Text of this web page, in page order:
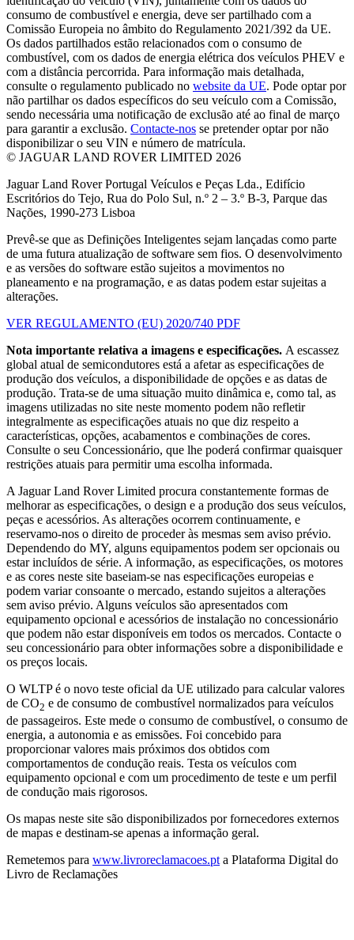
consumo de combustível e energia, deve ser partilhado com a
Comissão Europeia no âmbito do Regulamento 2021/392 da UE.
Os dados partilhados estão relacionados com o consumo de
combustível, com os dados de energia elétrica dos veículos PHEV e
com a distância percorrida. Para informação mais detalhada,
consulte o regulamento publicado no website da UE. Pode optar por
não partilhar os dados específicos do seu veículo com a Comissão,
sendo necessária uma notificação de exclusão até ao final de março
para garantir a exclusão. Contacte-nos se pretender optar por não
disponibilizar o seu VIN e número de matrícula.
© JAGUAR LAND ROVER LIMITED 2026
Jaguar Land Rover Portugal Veículos e Peças Lda., Edifício
Escritórios do Tejo, Rua do Polo Sul, n.º 2 – 3.º B-3, Parque das
Nações, 1990-273 Lisboa
Prevê-se que as Definições Inteligentes sejam lançadas como parte
de uma futura atualização de software sem fios. O desenvolvimento
e as versões do software estão sujeitos a movimentos no
planeamento e na programação, e as datas podem estar sujeitas a
alterações.
VER REGULAMENTO (EU) 2020/740 PDF
Nota importante relativa a imagens e especificações. A escassez
global atual de semicondutores está a afetar as especificações de
produção dos veículos, a disponibilidade de opções e as datas de
produção. Trata-se de uma situação muito dinâmica e, como tal, as
imagens utilizadas no site neste momento podem não refletir
integralmente as especificações atuais no que diz respeito a
características, opções, acabamentos e combinações de cores.
Consulte o seu Concessionário, que lhe poderá confirmar quaisquer
restrições atuais para permitir uma escolha informada.
A Jaguar Land Rover Limited procura constantemente formas de
melhorar as especificações, o design e a produção dos seus veículos,
peças e acessórios. As alterações ocorrem continuamente, e
reservamo-nos o direito de proceder às mesmas sem aviso prévio.
Dependendo do MY, alguns equipamentos podem ser opcionais ou
estar incluídos de série. A informação, as especificações, os motores
e as cores neste site baseiam-se nas especificações europeias e
podem variar consoante o mercado, estando sujeitos a alterações
sem aviso prévio. Alguns veículos são apresentados com
equipamento opcional e acessórios de instalação no concessionário
que podem não estar disponíveis em todos os mercados. Contacte o
seu concessionário para obter informações sobre a disponibilidade e
os preços locais.
O WLTP é o novo teste oficial da UE utilizado para calcular valores
de CO2 e de consumo de combustível normalizados para veículos
de passageiros. Este mede o consumo de combustível, o consumo de
energia, a autonomia e as emissões. Foi concebido para
proporcionar valores mais próximos dos obtidos com
comportamentos de condução reais. Testa os veículos com
equipamento opcional e com um procedimento de teste e um perfil
de condução mais rigorosos.
Os mapas neste site são disponibilizados por fornecedores externos
de mapas e destinam-se apenas a informação geral.
Remetemos para www.livroreclamacoes.pt a Plataforma Digital do
Livro de Reclamações